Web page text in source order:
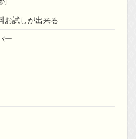
お試しが出来る
ー